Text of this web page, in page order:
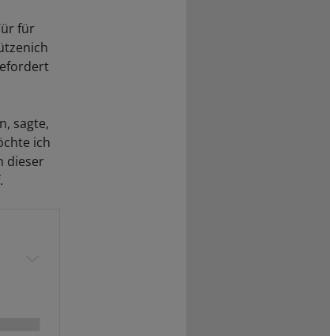
für
sagte,
ich
dieser